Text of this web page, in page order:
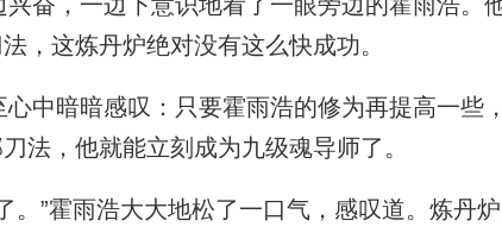
，这炼丹炉绝对没有这么快成功。
中暗暗感叹：只要霍雨浩的修为再提高一些
法，他就能立刻成为九级魂导师了。
”霍雨浩大大地松了一口气，感叹道。炼丹